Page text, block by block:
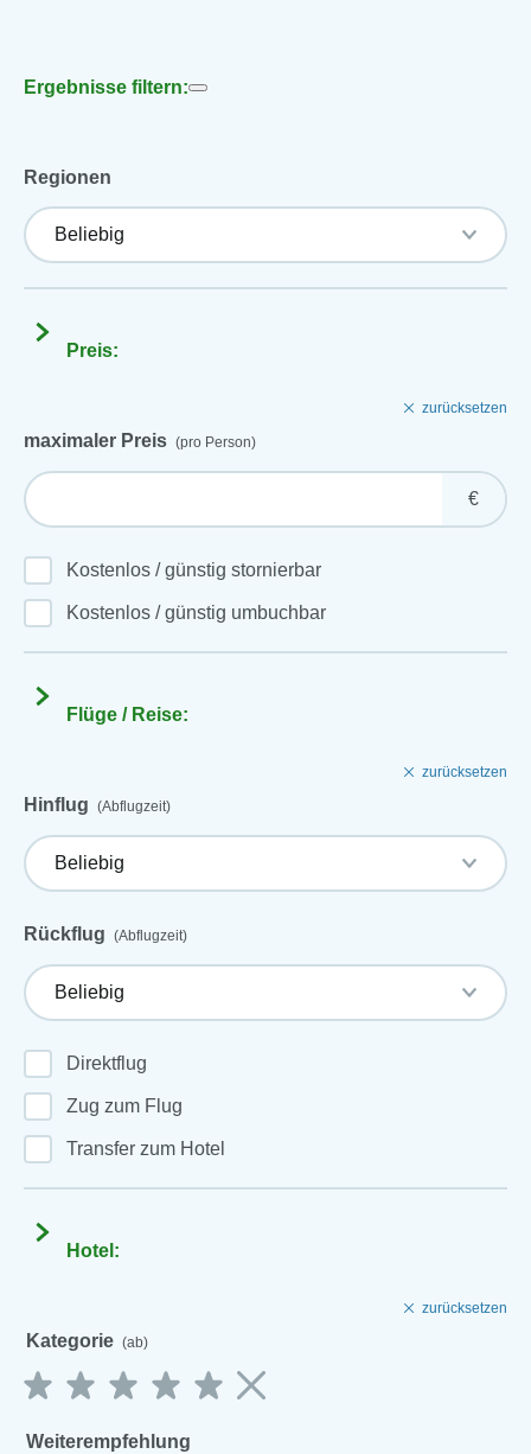
Ergebnisse filtern:
Regionen
Preis:
zurücksetzen
maximaler Preis (pro Person)
€
Kostenlos / günstig stornierbar
Kostenlos / günstig umbuchbar
Flüge / Reise:
zurücksetzen
Hinflug (Abflugzeit)
Rückflug (Abflugzeit)
Direktflug
Zug zum Flug
Transfer zum Hotel
Hotel:
zurücksetzen
Kategorie (ab)
Weiterempfehlung